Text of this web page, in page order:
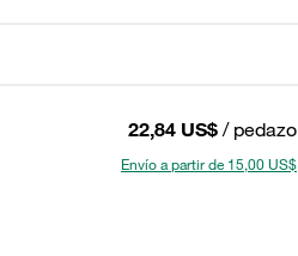
22,84 US$ / pedazo
Envío a partir de 15,00 US$